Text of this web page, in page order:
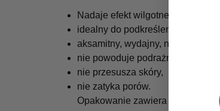
Nadaje efekt wilgotnej skóry,
idealny do podkreślenia kości
aksamitny, wydajny, niezwykle
nie powoduje podrażnień,
nie przesusza skóry,
nie zatyka porów.
Opakowanie zawiera wkład do